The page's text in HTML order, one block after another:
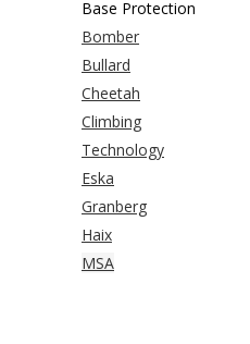
Base Protection
Bomber
Bullard
Cheetah
Climbing
Technology
Eska
Granberg
Haix
MSA